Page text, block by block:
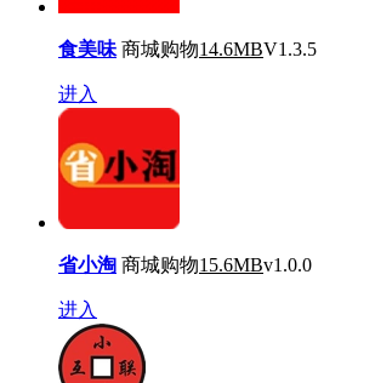
食美味 商城购物14.6MBV1.3.5
进入
省小淘 商城购物15.6MBv1.0.0
进入